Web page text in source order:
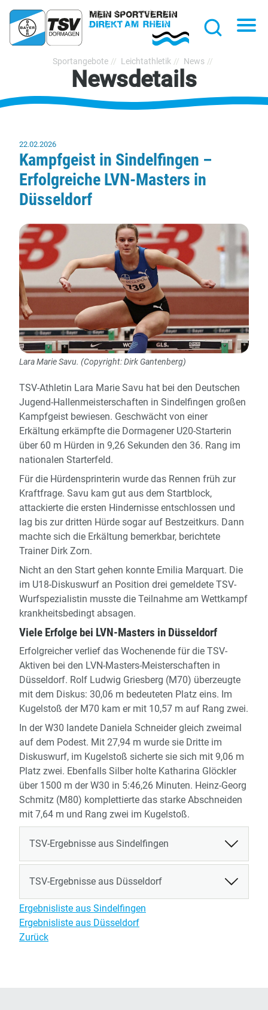
TSV
Dormagen
1920
Sportangebote Leichtathletik News
Newsdetails
22.02.2026
Kampfgeist in Sindelfingen –
Erfolgreiche LVN-Masters in
Düsseldorf
Lara Marie Savu. (Copyright: Dirk Gantenberg)
TSV-Athletin Lara Marie Savu hat bei den Deutschen
Jugend-Hallenmeisterschaften in Sindelfingen großen
Kampfgeist bewiesen. Geschwächt von einer
Erkältung erkämpfte die Dormagener U20-Starterin
über 60 m Hürden in 9,26 Sekunden den 36. Rang im
nationalen Starterfeld.
Für die Hürdensprinterin wurde das Rennen früh zur
Kraftfrage. Savu kam gut aus dem Startblock,
attackierte die ersten Hindernisse entschlossen und
lag bis zur dritten Hürde sogar auf Bestzeitkurs. Dann
machte sich die Erkältung bemerkbar, berichtete
Trainer Dirk Zorn.
Nicht an den Start gehen konnte Emilia Marquart. Die
im U18-Diskuswurf an Position drei gemeldete TSV-
Wurfspezialistin musste die Teilnahme am Wettkampf
krankheitsbedingt absagen.
Viele Erfolge bei LVN-Masters in Düsseldorf
Erfolgreicher verlief das Wochenende für die TSV-
Aktiven bei den LVN-Masters-Meisterschaften in
Düsseldorf. Rolf Ludwig Griesberg (M70) überzeugte
mit dem Diskus: 30,06 m bedeuteten Platz eins. Im
Kugelstoß der M70 kam er mit 10,57 m auf Rang zwei.
In der W30 landete Daniela Schneider gleich zweimal
auf dem Podest. Mit 27,94 m wurde sie Dritte im
Diskuswurf, im Kugelstoß sicherte sie sich mit 9,06 m
Platz zwei. Ebenfalls Silber holte Katharina Glöckler
über 1500 m der W30 in 5:46,26 Minuten. Heinz-Georg
Schmitz (M80) komplettierte das starke Abschneiden
mit 7,64 m und Rang zwei im Kugelstoß.
TSV-Ergebnisse aus Sindelfingen
TSV-Ergebnisse aus Düsseldorf
Ergebnisliste aus Sindelfingen
Ergebnisliste aus Düsseldorf
Zurück